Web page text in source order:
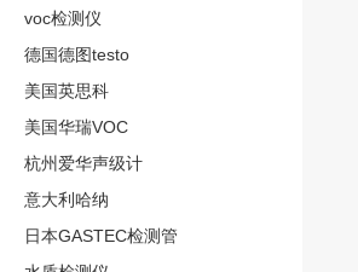
voc检测仪
德国德图testo
美国英思科
美国华瑞VOC
杭州爱华声级计
意大利哈纳
日本GASTEC检测管